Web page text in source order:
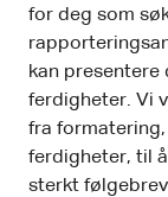
for deg som
kan presentere
ferdigheter. Vi
fra
ferdigheter, til
sterkt